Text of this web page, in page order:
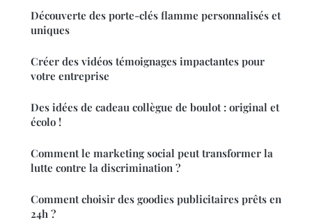
Découverte des porte-clés flamme personnalisés et
uniques
Créer des vidéos témoignages impactantes pour
votre entreprise
Des idées de cadeau collègue de boulot : original et
écolo !
Comment le marketing social peut transformer la
lutte contre la discrimination ?
Comment choisir des goodies publicitaires prêts en
24h ?